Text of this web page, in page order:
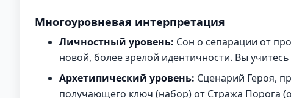
Многоуровневая интерпретация
Личностный уровень: Сон о сепарации от
новой, более зрелой идентичности. Вы
Архетипический уровень: Сценарий Героя,
получающего ключ (набор) от Стража Порога